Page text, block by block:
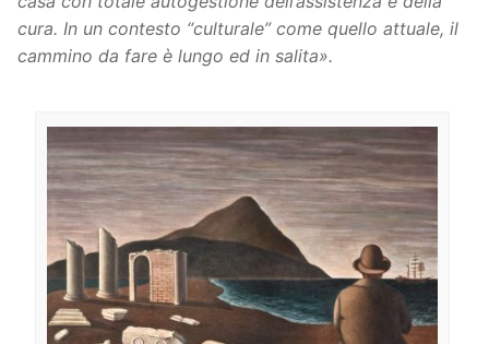
cura. In un contesto “culturale” come quello attuale, il
cammino da fare è lungo ed in salita».